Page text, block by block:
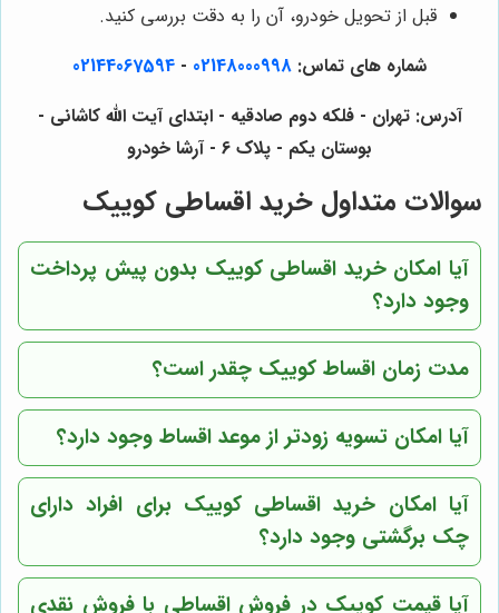
قبل از تحویل خودرو، آن را به دقت بررسی کنید.
شماره های تماس: 02148000998
-
02144067594
آدرس: تهران - فلکه دوم صادقیه - ابتدای آیت الله کاشانی -
بوستان یکم - پلاک 6 - آرشا خودرو
سوالات متداول خرید اقساطی کوییک
آیا امکان خرید اقساطی کوییک بدون پیش پرداخت
وجود دارد؟
مدت زمان اقساط کوییک چقدر است؟
آیا امکان تسویه زودتر از موعد اقساط وجود دارد؟
آیا امکان خرید اقساطی کوییک برای افراد دارای
چک برگشتی وجود دارد؟
آیا قیمت کوییک در فروش اقساطی با فروش نقدی